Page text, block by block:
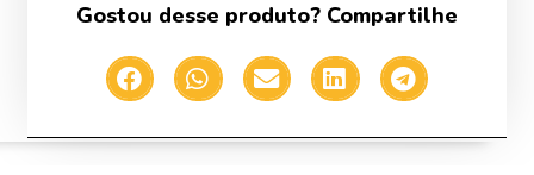
Gostou desse produto? Compartilhe